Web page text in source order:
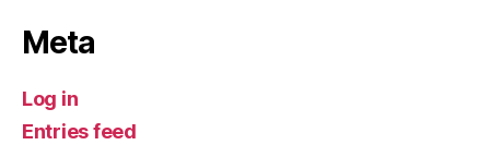
Meta
Log in
Entries feed